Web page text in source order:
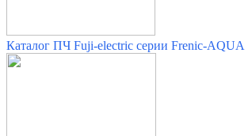
Каталог ПЧ Fuji-electric серии Frenic-AQUA